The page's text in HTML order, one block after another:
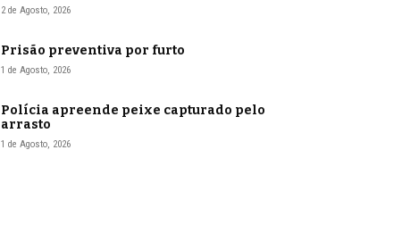
2 de Agosto, 2026
Prisão preventiva por furto
1 de Agosto, 2026
Polícia apreende peixe capturado pelo
arrasto
1 de Agosto, 2026